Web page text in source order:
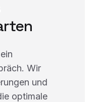
Wir
und
optimale